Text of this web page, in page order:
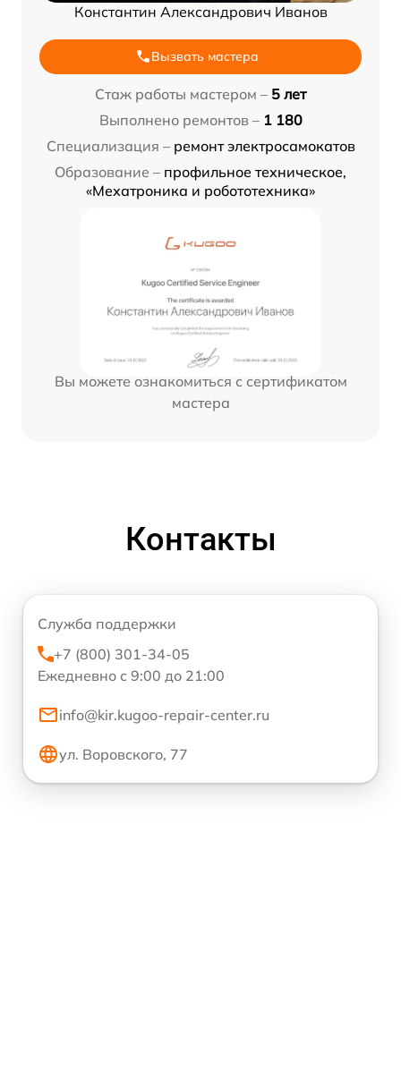
Константин Александрович Иванов
Вызвать мастера
Стаж работы мастером – 5 лет
Выполнено ремонтов – 1 180
Специализация – ремонт электросамокатов
Образование – профильное техническое,
«Мехатроника и робототехника»
Вы можете ознакомиться с сертификатом
мастера
Контакты
Служба поддержки
+7 (800) 301-34-05
Ежедневно с 9:00 до 21:00
info@kir.kugoo-repair-center.ru
ул. Воровского, 77